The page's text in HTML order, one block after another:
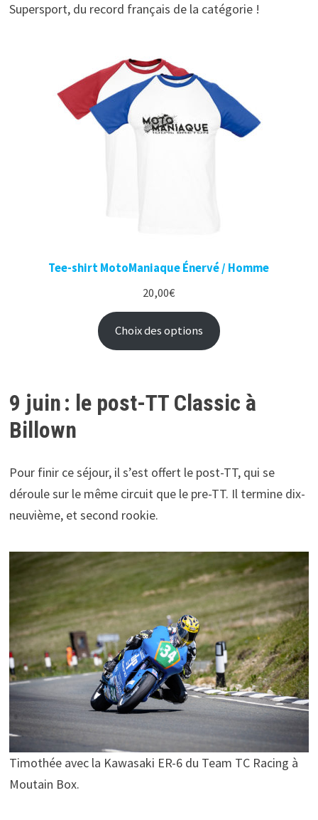
Supersport, du record français de la catégorie !
Tee-shirt MotoManiaque Énervé / Homme
20,00€
Choix des options
9 juin : le post-TT Classic à
Billown
Pour finir ce séjour, il s’est offert le post-TT, qui se
déroule sur le même circuit que le pre-TT. Il termine dix-
neuvième, et second rookie.
Timothée avec la Kawasaki ER-6 du Team TC Racing à
Moutain Box.